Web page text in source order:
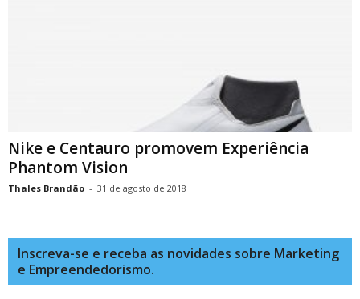
Nike e Centauro promovem Experiência
Phantom Vision
Thales Brandão - 31 de agosto de 2018
Inscreva-se e receba as novidades sobre Marketing
e Empreendedorismo.